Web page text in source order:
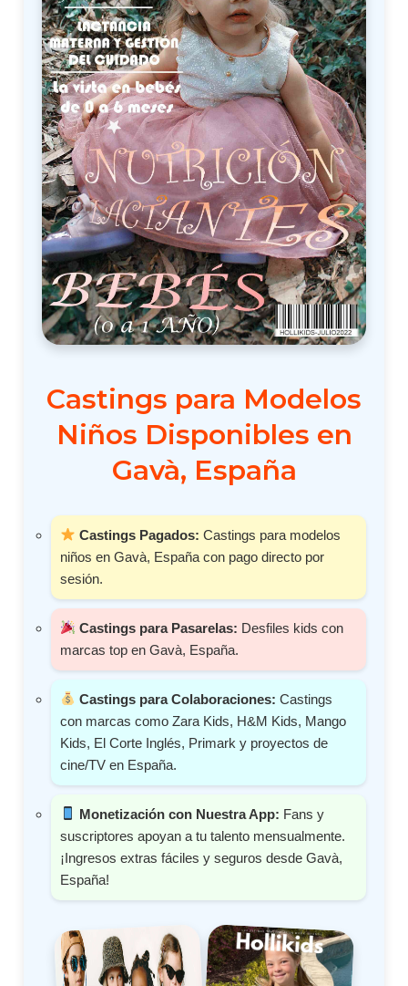
Castings para Modelos
Niños Disponibles en
Gavà, España
Castings Pagados: Castings para modelos
niños en Gavà, España con pago directo por
sesión.
Castings para Pasarelas: Desfiles kids con
marcas top en Gavà, España.
Castings para Colaboraciones: Castings
con marcas como Zara Kids, H&M Kids, Mango
Kids, El Corte Inglés, Primark y proyectos de
cine/TV en España.
Monetización con Nuestra App: Fans y
suscriptores apoyan a tu talento mensualmente.
¡Ingresos extras fáciles y seguros desde Gavà,
España!